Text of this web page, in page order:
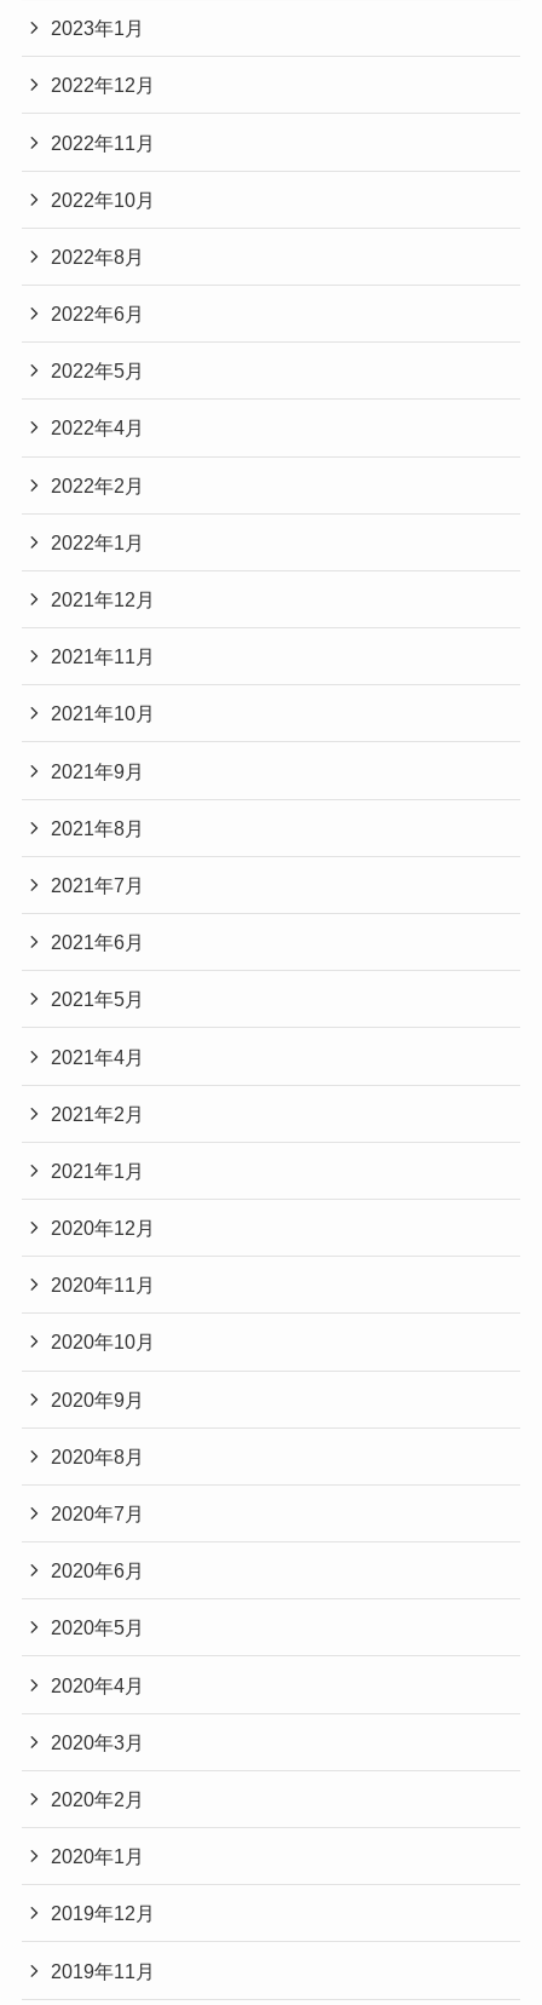
2023年1月
2022年12月
2022年11月
2022年10月
2022年8月
2022年6月
2022年5月
2022年4月
2022年2月
2022年1月
2021年12月
2021年11月
2021年10月
2021年9月
2021年8月
2021年7月
2021年6月
2021年5月
2021年4月
2021年2月
2021年1月
2020年12月
2020年11月
2020年10月
2020年9月
2020年8月
2020年7月
2020年6月
2020年5月
2020年4月
2020年3月
2020年2月
2020年1月
2019年12月
2019年11月